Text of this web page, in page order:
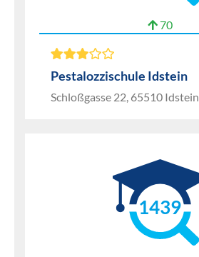
70
Pestalozzischule Idstein
Schloßgasse 22, 65510 Idstein
1439